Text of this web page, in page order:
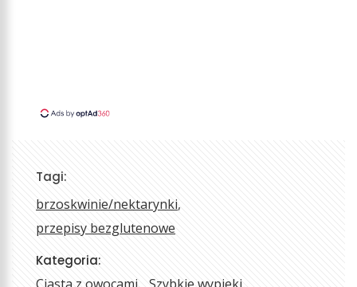
Tagi:
brzoskwinie/nektarynki
przepisy bezglutenowe
Kategoria: